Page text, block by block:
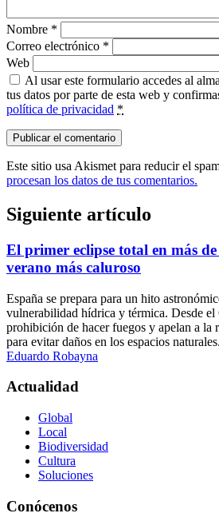
Nombre *
Correo electrónico *
Web
Al usar este formulario accedes al
tus datos por parte de esta web y
política de privacidad *
Este sitio usa Akismet para reducir el
procesan los datos de tus comentarios.
Siguiente artículo
El primer eclipse total en más
verano más caluroso
España se prepara para un hito
vulnerabilidad hídrica y térmica. Desde el
prohibición de hacer fuegos y apelan a la
para evitar daños en los espacios naturales.
Eduardo Robayna
Actualidad
Global
Local
Biodiversidad
Cultura
Soluciones
Conócenos